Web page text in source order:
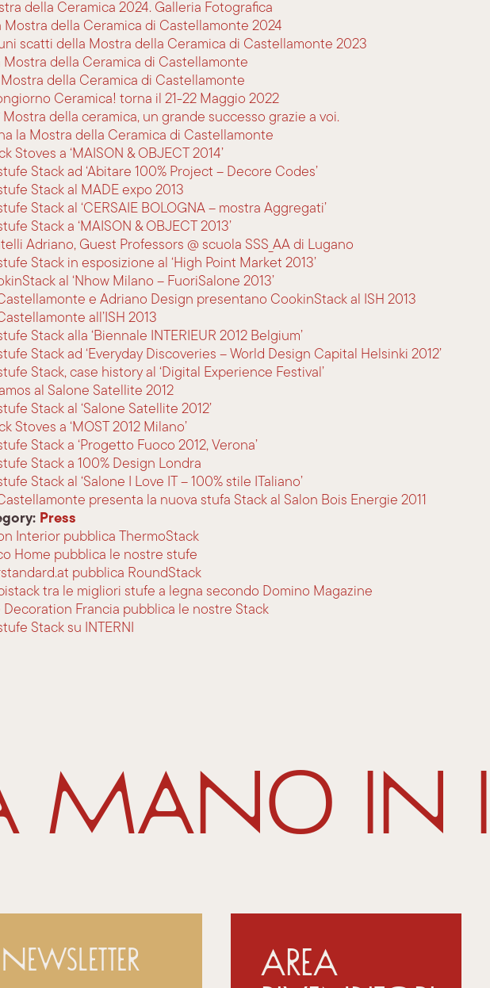
della Ceramica 2024. Galleria Fotografica
Mostra della Ceramica di Castellamonte 2024
scatti della Mostra della Ceramica di Castellamonte 2023
Mostra della Ceramica di Castellamonte
Mostra della Ceramica di Castellamonte
Ceramica! torna il 21-22 Maggio 2022
Mostra della ceramica, un grande successo grazie a voi.
la Mostra della Ceramica di Castellamonte
Stoves a ‘MAISON & OBJECT 2014’
Stack ad ‘Abitare 100% Project – Decore Codes’
Stack al MADE expo 2013
Stack al ‘CERSAIE BOLOGNA – mostra Aggregati’
Stack a ‘MAISON & OBJECT 2013’
Adriano, Guest Professors @ scuola SSS_AA di Lugano
Stack in esposizione al ‘High Point Market 2013’
al ‘Nhow Milano – FuoriSalone 2013’
e Adriano Design presentano CookinStack al ISH 2013
all’ISH 2013
Stack alla ‘Biennale INTERIEUR 2012 Belgium’
Stack ad ‘Everyday Discoveries – World Design Capital Helsinki 2012’
Stack, case history al ‘Digital Experience Festival’
al Salone Satellite 2012
Stack al ‘Salone Satellite 2012’
Stoves a ‘MOST 2012 Milano’
Stack a ‘Progetto Fuoco 2012, Verona’
Stack a 100% Design Londra
Stack al ‘Salone I Love IT – 100% stile ITaliano’
presenta la nuova stufa Stack al Salon Bois Energie 2011
Press
Interior pubblica ThermoStack
Home pubblica le nostre stufe
pubblica RoundStack
tra le migliori stufe a legna secondo Domino Magazine
Decoration Francia pubblica le nostre Stack
Stack su INTERNI
a mano
Newsletter Area